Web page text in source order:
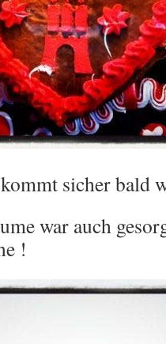
sicher bald
war auch
!